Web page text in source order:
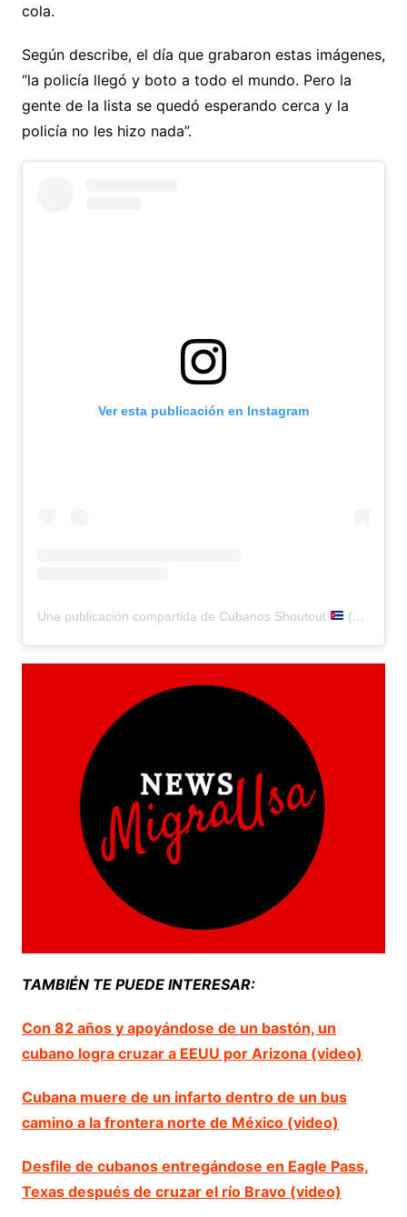
cola.
Según describe, el día que grabaron estas imágenes,
“la policía llegó y boto a todo el mundo. Pero la
gente de la lista se quedó esperando cerca y la
policía no les hizo nada”.
Ver esta publicación en Instagram
Una publicación compartida de Cubanos Shoutout (@cubanoshoutout)
TAMBIÉN TE PUEDE INTERESAR:
Con 82 años y apoyándose de un bastón, un
cubano logra cruzar a EEUU por Arizona (video)
Cubana muere de un infarto dentro de un bus
camino a la frontera norte de México (video)
Desfile de cubanos entregándose en Eagle Pass,
Texas después de cruzar el río Bravo (video)